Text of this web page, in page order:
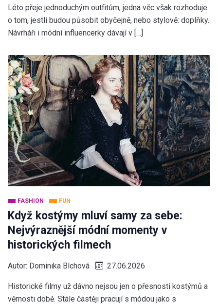
Léto přeje jednoduchým outfitům, jedna věc však rozhoduje
o tom, jestli budou působit obyčejně, nebo stylově: doplňky.
Návrháři i módní influencerky dávají v […]
FASHION FUN
Když kostýmy mluví samy za sebe:
Nejvýraznější módní momenty v
historických filmech
Autor: Dominika Blchová 27.06.2026
Historické filmy už dávno nejsou jen o přesnosti kostýmů a
věrnosti době. Stále častěji pracují s módou jako s